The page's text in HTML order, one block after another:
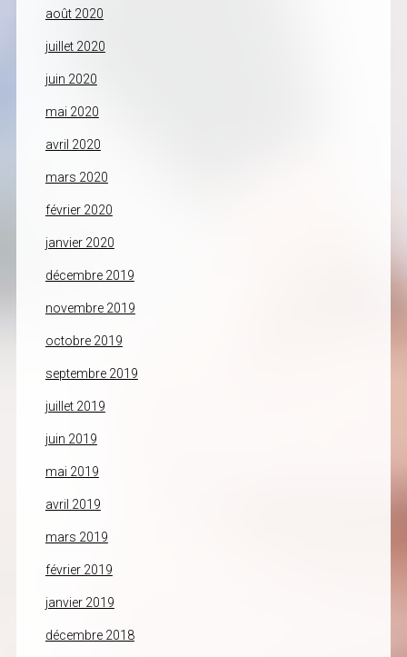
août 2020
juillet 2020
juin 2020
mai 2020
avril 2020
mars 2020
février 2020
janvier 2020
décembre 2019
novembre 2019
octobre 2019
septembre 2019
juillet 2019
juin 2019
mai 2019
avril 2019
mars 2019
février 2019
janvier 2019
décembre 2018